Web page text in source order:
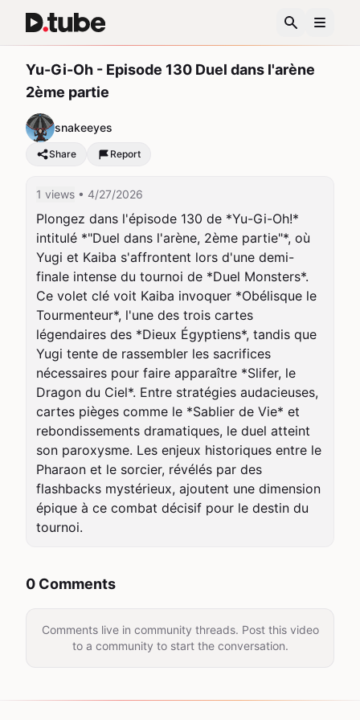
Yu-Gi-Oh - Episode 130 Duel dans l'arène
2ème partie
snakeeyes
Share Report
1 views • 4/27/2026
Plongez dans l'épisode 130 de *Yu-Gi-Oh!*
intitulé *"Duel dans l'arène, 2ème partie"*, où
Yugi et Kaiba s'affrontent lors d'une demi-
finale intense du tournoi de *Duel Monsters*.
Ce volet clé voit Kaiba invoquer *Obélisque le
Tourmenteur*, l'une des trois cartes
légendaires des *Dieux Égyptiens*, tandis que
Yugi tente de rassembler les sacrifices
nécessaires pour faire apparaître *Slifer, le
Dragon du Ciel*. Entre stratégies audacieuses,
cartes pièges comme le *Sablier de Vie* et
rebondissements dramatiques, le duel atteint
son paroxysme. Les enjeux historiques entre le
Pharaon et le sorcier, révélés par des
flashbacks mystérieux, ajoutent une dimension
épique à ce combat décisif pour le destin du
tournoi.
0 Comments
Comments live in community threads. Post this video
to a community to start the conversation.